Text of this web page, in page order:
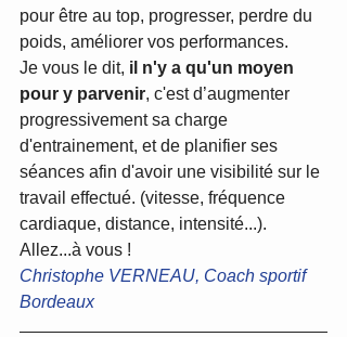
pour être au top, progresser, perdre du
poids, améliorer vos performances.
Je vous le dit, il n'y a qu'un moyen
pour y parvenir, c'est d’augmenter
progressivement sa charge
d'entrainement, et de planifier ses
séances afin d'avoir une visibilité sur le
travail effectué. (vitesse, fréquence
cardiaque, distance, intensité...).
Allez...à vous !
Christophe VERNEAU, Coach sportif
Bordeaux